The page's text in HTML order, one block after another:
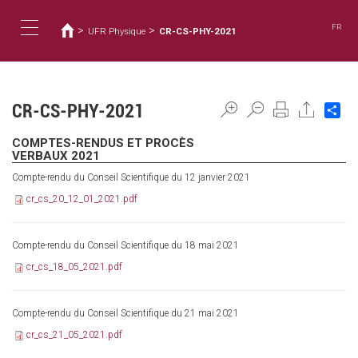
contenido
navigation
está
aquí
> UFR Physique > CR-CS-PHY-2021 FR
CR-CS-PHY-2021
COMPTES-RENDUS ET PROCÈS
VERBAUX 2021
Compte-rendu du Conseil Scientifique du 12 janvier 2021
cr_cs_20_12_01_2021.pdf
Compte-rendu du Conseil Scientifique du 18 mai 2021
cr_cs_18_05_2021.pdf
Compte-rendu du Conseil Scientifique du 21 mai 2021
cr_cs_21_05_2021.pdf